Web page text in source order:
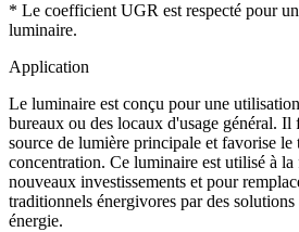
* Le coefficient UGR est respecté pour
luminaire.
Application
Le luminaire est conçu pour une
bureaux ou des locaux d'usage général.
source de lumière principale et favorise le
concentration. Ce luminaire est utilisé à la
nouveaux investissements et pour
traditionnels énergivores par des
énergie.